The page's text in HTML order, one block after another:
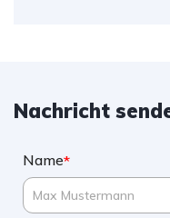
Nachricht
Name*